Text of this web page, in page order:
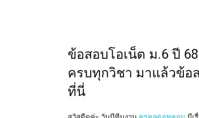
ข้อสอบโอเน็ต ม.6 ปี
ครบทุกวิชา มาแล้วข้อ
ที่นี่